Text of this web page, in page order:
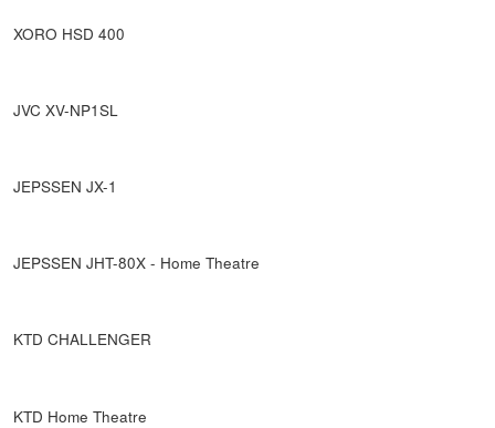
XORO HSD 400
JVC XV-NP1SL
JEPSSEN JX-1
JEPSSEN JHT-80X - Home Theatre
KTD CHALLENGER
KTD Home Theatre